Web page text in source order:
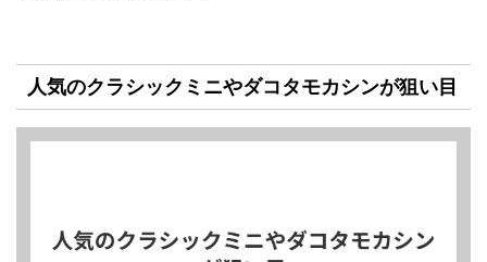
人気のクラシックミニやダコタモカシンが狙い目